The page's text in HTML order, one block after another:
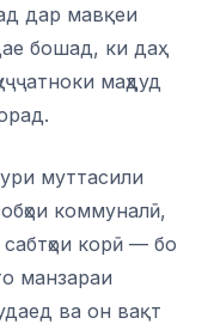
дар мавқеи
бошад, ки даҳ
маҳдуд
муттасили
коммуналӣ,
сабтҳои корӣ — бо
манзараи
ва он вақт